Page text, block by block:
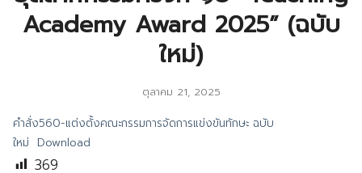
Academy Award 2025” (ฉบับ
ใหม่)
ตุลาคม 21, 2025
คำสั่ง560-แต่งตั้งคณะกรรมการจัดการแข่งขันทักษะ ฉบับ
ใหม่ Download
369